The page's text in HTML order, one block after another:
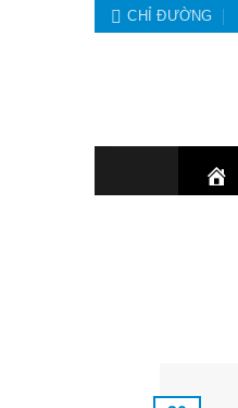
SkipCHỈ ĐƯỜNG